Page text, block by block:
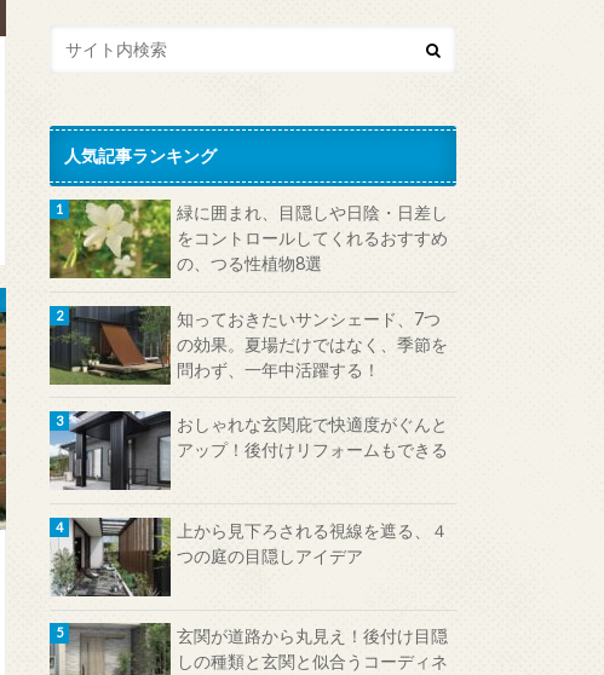
人気記事ランキング
緑に囲まれ、目隠しや日陰・日差し
をコントロールしてくれるおすすめ
の、つる性植物8選
知っておきたいサンシェード、7つ
の効果。夏場だけではなく、季節を
問わず、一年中活躍する！
おしゃれな玄関庇で快適度がぐんと
アップ！後付けリフォームもできる
上から見下ろされる視線を遮る、４
つの庭の目隠しアイデア
玄関が道路から丸見え！後付け目隠
しの種類と玄関と似合うコーディネ